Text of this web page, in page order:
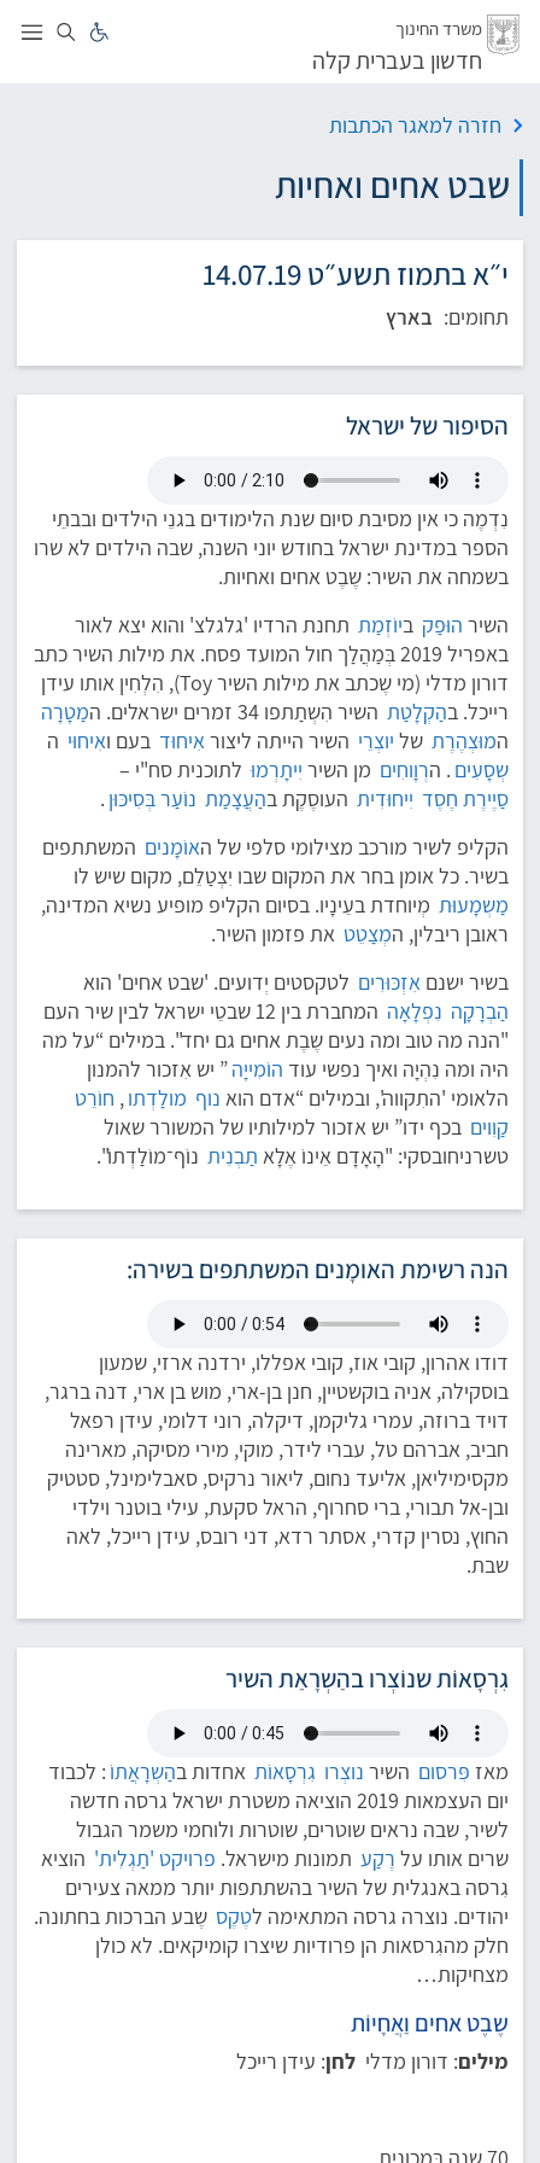
דלג
משרד החינוך
חדשון בעברית קלה
חזרה למאגר הכתבות
שבט אחים ואחיות
י״א בתמוז תשע״ט 14.07.19
תחומים: בארץ
הסיפור של ישראל
נִדְמֶה כי אין מסיבת סיום שנת הלימודים בגנֵי הילדים ובבתֵי
הספר במדינת ישראל בחודש יוני השנה, שבה הילדים לא שרו
בשמחה את השיר: שֶבֶט אחים ואחיות.
השיר הוּפַק ביוֹזְמַת תחנת הרדיו 'גלגלצ' והוא יצא לאור
באפריל 2019 בְּמַהֲלַך חול המועד פסח. את מילות השיר כתב
דורון מדלי (מי שֶכתב את מילות השיר Toy), הִלְחִין אותו עידן
רייכל. בהַקְלָטַת השיר הִשְתַתפו 34 זמרים ישראלים. ה
מַטָרָה
המוּצְהֶרֶת של יוצְרֵי השיר הייתה ליצוראִיחוּד בעם ואִיחוּי ה
שְסָעִים . הרְוָוחִים מן השיר יִיתָרְמוּ לתוכנית סח"י –
סַיֶירֶת חֶסֶד יִיחוּדִית העוסֶקֶת בהַעֲצָמַת נוֹעַר בְּסִיכּוּן .
הקליפ לשיר מורכב מצילומי סלפי של האוֹמָנים המשתתפים
בשיר. כל אומן בחר את המקום שבו יִצְטַלֵם, מקום שיש לו
מַשְמָעוּת מְיוחדת בעֵינָיו. בסיום הקליפ מופיע נשיא המדינה,
ראובן ריבלין, המְצַטֵט את פזמון השיר.
בשיר ישנם אִזְכּוּרִים לטקסטים יְדועים. 'שבט אחים' הוא
הַבְרָקָה נִפְלָאָה
המחברת בין 12 שבטֵי ישראל לבין שיר העם
"הנה מה טוב ומה נעים שֶבֶת אחים גם יחד". במילים “על מה
היה ומה נִהְיָה ואיך נפשי עוד הוֹמִייָה” יש אִזכור להמנון
הלאומי 'התִקווה', ובמילים “אדם הוא נוף מולַדְתו, חוֹרֵט
קַוִוים בכף ידו” יש אזכור למילותיו של המשורר שאול
טשרניחובסקי: "הָאָדָם אֵינוֹ אֶלָא תַבְנִית נוֹף־מוֹלַדְתוֹ".
הנה רשימת האומָנים המשתתפים בשירה:
דודו אהרון, קובי אוז, קובי אפללו, ירדנה ארזי, שמעון
בוסקילה, אניה בוקשטיין, חנן בן-ארי, מוש בן ארי, דנה ברגר,
דויד ברוזה, עמרי גליקמן, דיקלה, רוני דלומי, עידן רפאל
חביב, אברהם טל, עברי לידר, מוקי, מירי מסיקה, מארינה
מקסימיליאן, אליעד נחום, ליאור נרקיס, סאבלימינל, סטטיק
ובן-אל תבורי, ברי סחרוף, הראל סקעת, עילי בוטנר וילדי
החוץ, נסרין קדרי, אסתר רדא, דני רובס, עידן רייכל, לאה
שבת.
גִרְסָאוֹת שנוֹצְרו בהַשְרָאַת השיר
מאז פִּרסום השיר נוצְרו גִרְסָאוֹת אחדות בהַשְרָאֲתוֹ: לכבוד
יום העצמאות 2019 הוציאה משטרת ישראל גרסה חדשה
לשיר, שבה נראים שוטרים, שוטרות ולוחמי משמר הגבול
שרים אותו על רֶקַע תמונות מישראל. פרויקט 'תַגְלִית' הוציא
גִרסה באנגלית של השיר בהשתתפות יותר ממאה צעירים
יהודים. נוצרה גרסה המתאימה לטֶקֶס שֶבע הברכות בחתונה.
חלק מהגִרסאות הן פרודיות שיצרו קומיקאים. לא כולן
מצחיקות…
שֶבֶט אחים וַאֲחָיוֹת
מילים: דורון מדלי לחן: עידן רייכל